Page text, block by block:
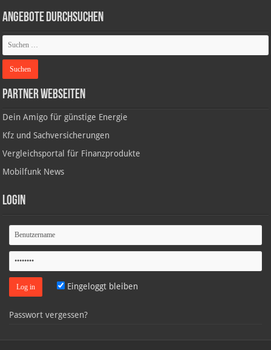
Angebote durchsuchen
Partner Webseiten
Dein Amigo für günstige Energie
Kfz und Sachversicherungen
Vergleichsportal für Finanzprodukte
Mobilfunk News
Login
Eingeloggt bleiben
Passwort vergessen?